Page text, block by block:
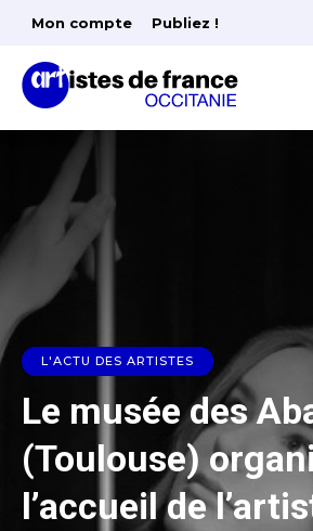
Mon compte Publiez !
L'ACTU DES ARTISTES
Le musée des
(Toulouse)
l’accueil de